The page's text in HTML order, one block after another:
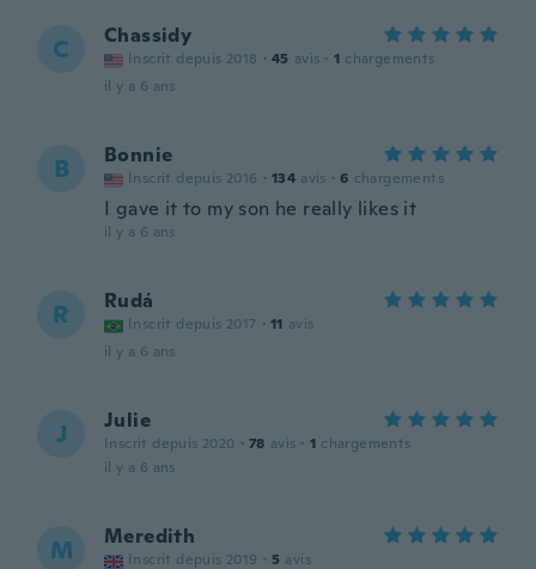
C Chassidy
Inscrit depuis 2018 · 45 avis · 1 chargements
il y a 6 ans
B Bonnie
Inscrit depuis 2016 · 134 avis · 6 chargements
I gave it to my son he really likes it
il y a 6 ans
R Rudá
Inscrit depuis 2017 · 11 avis
il y a 6 ans
J Julie
Inscrit depuis 2020 · 78 avis · 1 chargements
il y a 6 ans
M Meredith
Inscrit depuis 2019 · 5 avis